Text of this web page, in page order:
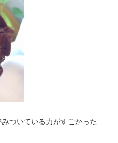
ついている力がすごかった